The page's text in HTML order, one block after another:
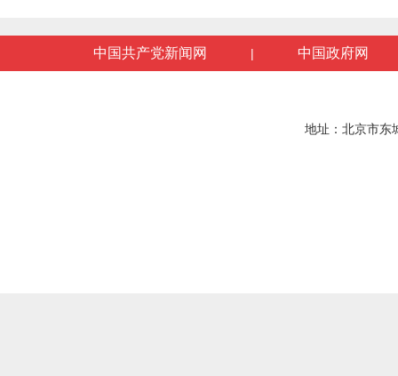
中国共产党新闻网 | 中国政府网
地址：北京市东